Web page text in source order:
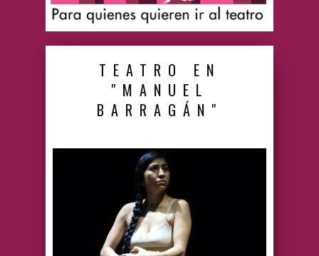
TEATRO EN
"MANUEL
BARRAGÁN"